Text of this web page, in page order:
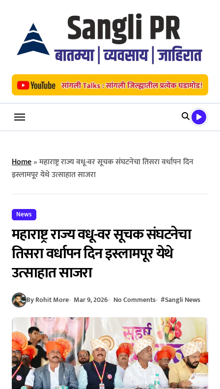
Home»महाराष्ट्र राज्य वधू-वर सूचक संघटनेचा तिसरा वर्धापन दिन
इस्लामपूर येथे उत्साहात साजरा
News
महाराष्ट्र राज्य वधू-वर सूचक संघटनेचा
तिसरा वर्धापन दिन इस्लामपूर येथे
उत्साहात साजरा
By Rohit More Mar 9, 2026 No Comments #Sangli News